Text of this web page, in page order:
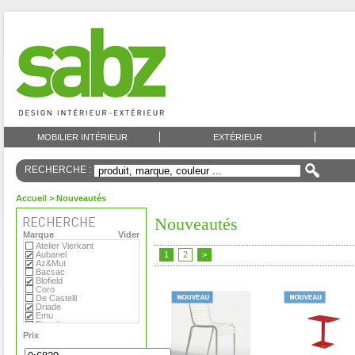
MOBILIER INTÉRIEUR EXTÉRIEUR
RECHERCHE :
Accueil > Nouveautés
Vider
Marque
Atelier Vierkant
Aubanel
Az&Mut
Bacsac
Blofield
Coro
De Castelli
Driade
Emu
Eternit
Eva Solo
Extremis
Fermob
Prix
Nouveautés
1 2 >